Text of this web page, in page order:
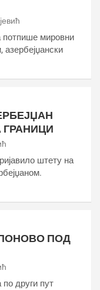
потпише мировни
ГРАНИЦИ
штету на
ПОД
други пут